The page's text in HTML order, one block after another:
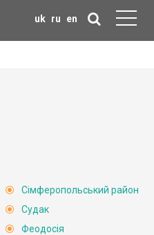
uk ru en
Сімферопольський район
Судак
Феодосія